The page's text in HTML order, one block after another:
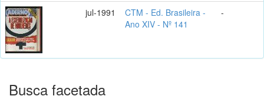
jul-1991
CTM - Ed. Brasileira -
Ano XIV - Nº 141
-
Busca facetada